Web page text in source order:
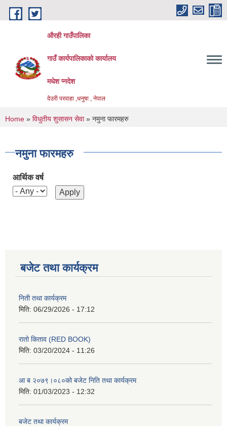
Skip to main content
औरही गाउँपालिका
गाउँ कार्यपालिकाको कार्यालय
मधेश प्नदेश
देउरी परवाहा ,धनुषा , नेपाल
You are here
Home » विधुतीय शुसासन सेवा» नमुना फारमहरु
नमुना फारमहरु
आर्थिक वर्ष
बजेट तथा कार्यक्रम
निती तथा कार्यक्रम
मिति: 06/29/2026 - 17:12
रातो किताव (RED BOOK)
मिति: 03/20/2024 - 11:26
आ ब २०७९।०८०को बजेट निति तथा कार्यक्रम
मिति: 01/03/2023 - 12:32
बजेट तथा कार्यक्रम